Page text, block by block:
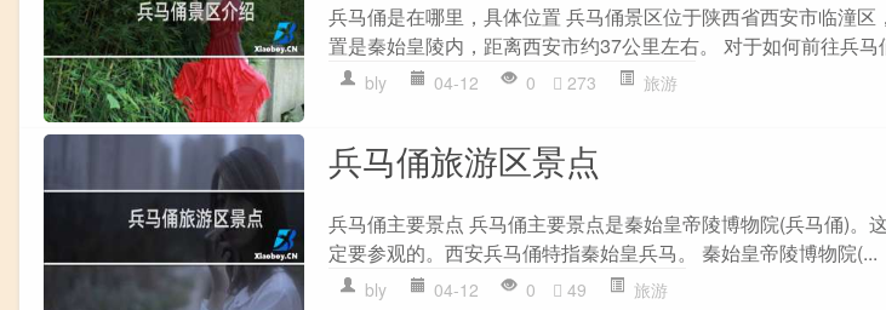
兵马俑是在哪里，具体位置 兵马俑景区位于陕西省西安市临潼
置是秦始皇陵内，距离西安市约37公里左右。 对于如何前往兵马
bly 04-12 0 273 旅游
兵马俑旅游区景点
兵马俑主要景点 兵马俑主要景点是秦始皇帝陵博物院(兵马俑)。
定要参观的。西安兵马俑特指秦始皇兵马。 秦始皇帝陵博物院(...
bly 04-12 0 49 旅游